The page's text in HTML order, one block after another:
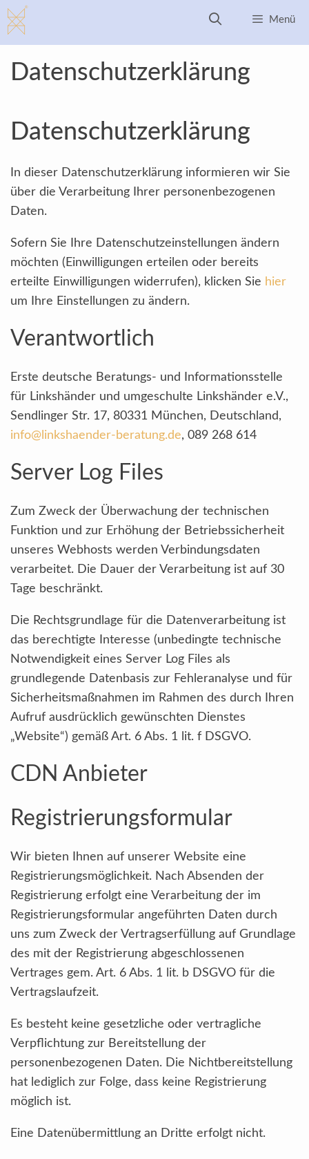
Zum
Inhalt
springen
Menü
Datenschutzerklärung
Datenschutzerklärung
In dieser Datenschutzerklärung informieren wir Sie
über die Verarbeitung Ihrer personenbezogenen
Daten.
Sofern Sie Ihre Datenschutzeinstellungen ändern
möchten (Einwilligungen erteilen oder bereits
erteilte Einwilligungen widerrufen), klicken Sie hier
um Ihre Einstellungen zu ändern.
Verantwortlich
Erste deutsche Beratungs- und Informationsstelle
für Linkshänder und umgeschulte Linkshänder e.V.,
Sendlinger Str. 17, 80331 München, Deutschland,
info@linkshaender-beratung.de, 089 268 614
Server Log Files
Zum Zweck der Überwachung der technischen
Funktion und zur Erhöhung der Betriebssicherheit
unseres Webhosts werden Verbindungsdaten
verarbeitet. Die Dauer der Verarbeitung ist auf 30
Tage beschränkt.
Die Rechtsgrundlage für die Datenverarbeitung ist
das berechtigte Interesse (unbedingte technische
Notwendigkeit eines Server Log Files als
grundlegende Datenbasis zur Fehleranalyse und für
Sicherheitsmaßnahmen im Rahmen des durch Ihren
Aufruf ausdrücklich gewünschten Dienstes
„Website“) gemäß Art. 6 Abs. 1 lit. f DSGVO.
CDN Anbieter
Registrierungsformular
Wir bieten Ihnen auf unserer Website eine
Registrierungsmöglichkeit. Nach Absenden der
Registrierung erfolgt eine Verarbeitung der im
Registrierungsformular angeführten Daten durch
uns zum Zweck der Vertragserfüllung auf Grundlage
des mit der Registrierung abgeschlossenen
Vertrages gem. Art. 6 Abs. 1 lit. b DSGVO für die
Vertragslaufzeit.
Es besteht keine gesetzliche oder vertragliche
Verpflichtung zur Bereitstellung der
personenbezogenen Daten. Die Nichtbereitstellung
hat lediglich zur Folge, dass keine Registrierung
möglich ist.
Eine Datenübermittlung an Dritte erfolgt nicht.